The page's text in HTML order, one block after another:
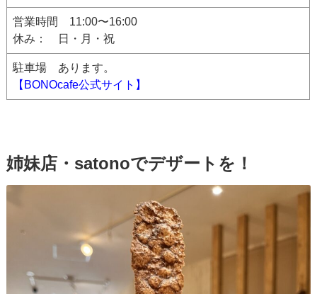
営業時間 11:00〜16:00
休み： 日・月・祝
駐車場 あります。
【BONOcafe公式サイト】
姉妹店・satonoでデザートを！